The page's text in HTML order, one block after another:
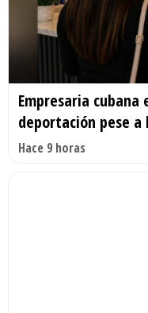
Empresaria
deportación pese a
Hace 9 horas